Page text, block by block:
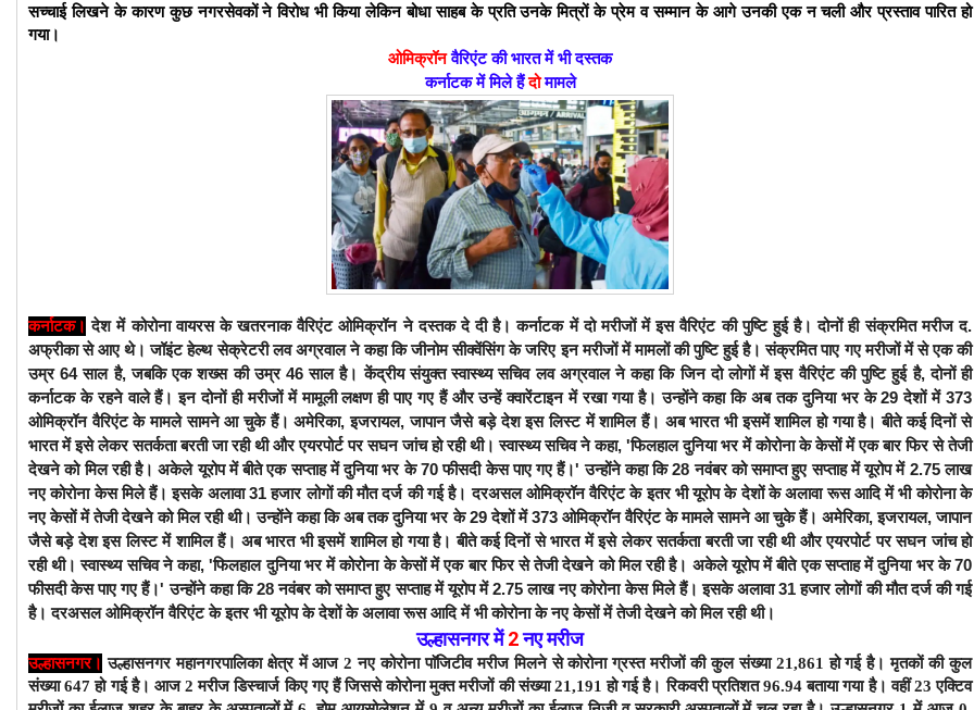
सच्चाई लिखने के कारण कुछ नगरसेवकों ने विरोध भी किया लेकिन बोधा साहब के प्रति उनके मित्रों के प्रेम व सम्मान के आगे उनकी एक न चली और प्रस्ताव पारित हो
गया।
ओमिक्रॉनवैरिएंट की भारत में भी दस्तक
कर्नाटक में मिले हैंदोमामले
कर्नाटक। देश में कोरोना वायरस के खतरनाक वैरिएंट ओमिक्रॉन ने दस्तक दे दी है। कर्नाटक में दो मरीजों में इस वैरिएंट की पुष्टि हुई है। दोनों ही संक्रमित मरीज द.
अफ्रीका से आए थे। जॉइंट हेल्थ सेक्रेटरी लव अग्रवाल ने कहा कि जीनोम सीक्वेंसिंग के जरिए इन मरीजों में मामलों की पुष्टि हुई है। संक्रमित पाए गए मरीजों में से एक की
उम्र 64 साल है, जबकि एक शख्स की उम्र 46 साल है। केंद्रीय संयुक्त स्वास्थ्य सचिव लव अग्रवाल ने कहा कि जिन दो लोगों में इस वैरिएंट की पुष्टि हुई है, दोनों ही
कर्नाटक के रहने वाले हैं। इन दोनों ही मरीजों में मामूली लक्षण ही पाए गए हैं और उन्हें क्वारेंटाइन में रखा गया है।उन्होंने कहा कि अब तक दुनिया भर के 29 देशों में 373
ओमिक्रॉन वैरिएंट के मामले सामने आ चुके हैं। अमेरिका, इजरायल, जापान जैसे बड़े देश इस लिस्ट में शामिल हैं। अब भारत भी इसमें शामिल हो गया है। बीते कई दिनों से
भारत में इसे लेकर सतर्कता बरती जा रही थी और एयरपोर्ट पर सघन जांच हो रही थी। स्वास्थ्य सचिव ने कहा, 'फिलहाल दुनिया भर में कोरोना के केसों में एक बार फिर से तेजी
देखने को मिल रही है।अकेले यूरोप में बीते एक सप्ताह में दुनिया भर के 70 फीसदी केस पाए गए हैं।' उन्होंने कहा कि 28 नवंबर को समाप्त हुए सप्ताह में यूरोप में 2.75 लाख
नए कोरोना केस मिले हैं। इसके अलावा 31 हजार लोगों की मौत दर्ज की गई है। दरअसल ओमिक्रॉन वैरिएंट के इतर भी यूरोप के देशों के अलावा रूस आदि में भी कोरोना के
नए केसों में तेजी देखने को मिल रही थी। उन्होंने कहा कि अब तक दुनिया भर के 29 देशों में 373 ओमिक्रॉन वैरिएंट के मामले सामने आ चुके हैं। अमेरिका, इजरायल, जापान
जैसे बड़े देश इस लिस्ट में शामिल हैं। अब भारत भी इसमें शामिल हो गया है। बीते कई दिनों से भारत में इसे लेकर सतर्कता बरती जा रही थी और एयरपोर्ट पर सघन जांच हो
रही थी। स्वास्थ्य सचिव ने कहा, 'फिलहाल दुनिया भर में कोरोना के केसों में एक बार फिर से तेजी देखने को मिल रही है। अकेले यूरोप में बीते एक सप्ताह में दुनिया भर के 70
फीसदी केस पाए गए हैं।' उन्होंने कहा कि 28 नवंबर को समाप्त हुए सप्ताह में यूरोप में 2.75 लाख नए कोरोना केस मिले हैं। इसके अलावा 31 हजार लोगों की मौत दर्ज की गई
है। दरअसल ओमिक्रॉन वैरिएंट के इतर भी यूरोप के देशों के अलावा रूस आदि में भी कोरोना के नए केसों में तेजी देखने को मिल रही थी।
उल्हासनगर में2नए मरीज
उल्हासनगर। उल्हासनगर महानगरपालिका क्षेत्र में आज 2 नए कोरोना पाॅजिटीव मरीज मिलने से कोरोना ग्रस्त मरीजों की कुल संख्या 21,861 हो गई है।मृतकों की कुल
संख्या 647 हो गई है। आज 2 मरीज डिस्चार्ज किए गए हैं जिससे कोरोना मुक्त मरीजों की संख्या 21,191 हो गई है। रिकवरी प्रतिशत 96.94 बताया गया है। वहीं 23 एक्टिव